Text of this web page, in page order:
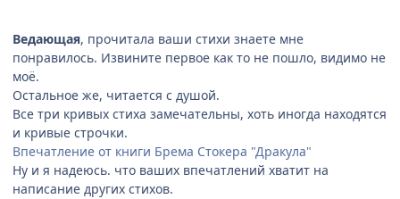
Ведающая, прочитала ваши стихи знаете мне
понравилось. Извините первое как то не пошло, видимо не
моё.
Остальное же, читается с душой.
Все три кривых стиха замечательны, хоть иногда находятся
и кривые строчки.
Впечатление от книги Брема Стокера "Дракула"
Ну и я надеюсь. что ваших впечатлений хватит на
написание других стихов.